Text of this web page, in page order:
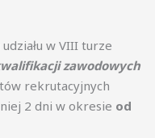
w VIII turze
zawodowych
rekrutacyjnych
2 dni w okresie od